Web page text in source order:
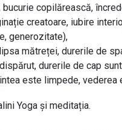
copilărească,
creatoare, iubire
generozitate),
mătreței, durerile de
durerile de cap
este limpede, vederea
Yoga și meditația.